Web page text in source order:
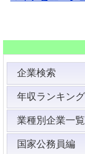
企業検索
年収ランキング
業種別企業一覧
国家公務員編